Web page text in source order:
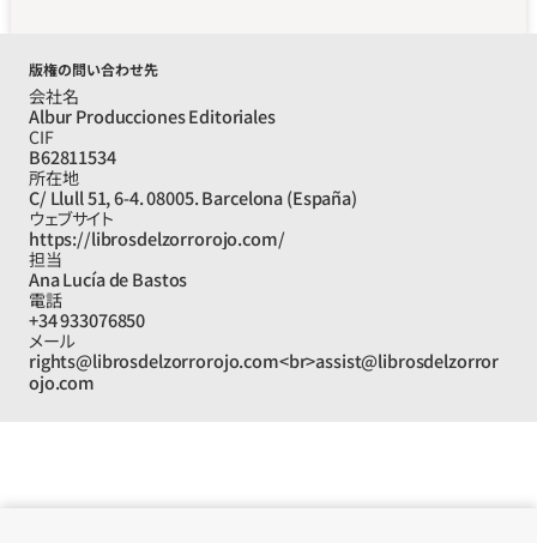
版権の問い合わせ先
会社名
Albur Producciones Editoriales
CIF
B62811534
所在地
C/ Llull 51, 6-4. 08005. Barcelona (España)
ウェブサイト
https://librosdelzorrorojo.com/
担当
Ana Lucía de Bastos
電話
+34 933076850
メール
rights@librosdelzorrorojo.com<br>assist@librosdelzorror
ojo.com